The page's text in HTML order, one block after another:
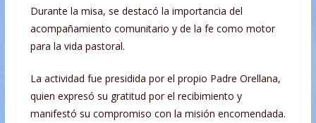
Durante la misa, se destacó la importancia del
acompañamiento comunitario y de la fe como motor
para la vida pastoral.
La actividad fue presidida por el propio Padre Orellana,
quien expresó su gratitud por el recibimiento y
manifestó su compromiso con la misión encomendada.